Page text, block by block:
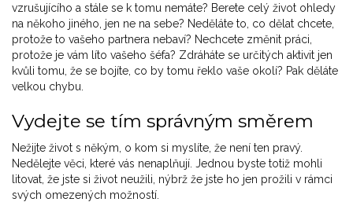
vzrušujícího a stále se k tomu nemáte? Berete celý život ohledy
na někoho jiného, jen ne na sebe? Neděláte to, co dělat chcete,
protože to vašeho partnera nebaví? Nechcete změnit práci,
protože je vám líto vašeho šéfa? Zdráháte se určitých aktivit jen
kvůli tomu, že se bojíte, co by tomu řeklo vaše okolí? Pak děláte
velkou chybu.
Vydejte se tím správným směrem
Nežijte život s někým, o kom si myslíte, že není ten pravý.
Nedělejte věci, které vás nenaplňují. Jednou byste totiž mohli
litovat, že jste si život neužili, nýbrž že jste ho jen prožili v rámci
svých omezených možností.